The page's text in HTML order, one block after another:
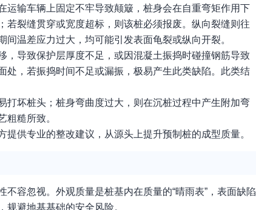
运输车辆上固定不牢导致颠簸，桩身会在自重弯矩作用下
裂缝贯穿或宽度超标，则该桩必须报废。纵向裂缝则往
温差应力过大，均可能引发表面龟裂或纵向开裂。
，导致保护层厚度不足，或因混凝土振捣时碰撞钢筋导致
，若振捣时间不足或漏振，极易产生此类缺陷。此类结
打坏桩头；桩身弯曲度过大，则在沉桩过程中产生附加弯
粗糙所致。
供专业的整改建议，从源头上提升预制桩的成型质量。
容忽视。外观质量是桩基内在质量的“晴雨表”，表面缺陷
避地基基础的安全风险。